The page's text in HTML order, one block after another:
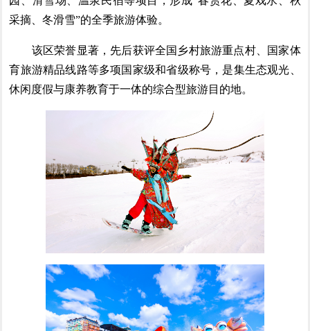
采摘、冬滑雪”的全季旅游体验。
该区荣誉显著，先后获评全国乡村旅游重点村、国家体
育旅游精品线路等多项国家级和省级称号，是集生态观光、
休闲度假与康养教育于一体的综合型旅游目的地。